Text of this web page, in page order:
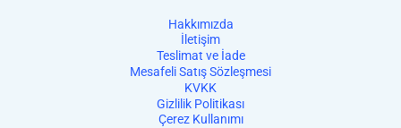
Hakkımızda
İletişim
Teslimat ve İade
Mesafeli Satış Sözleşmesi
KVKK
Gizlilik Politikası
Çerez Kullanımı